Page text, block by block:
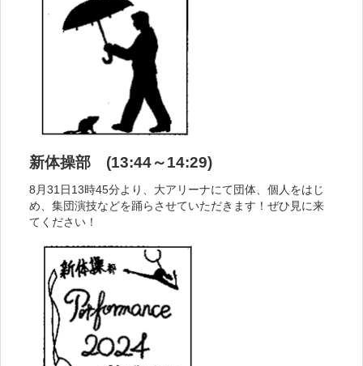
新体操部 (13:44～14:29)
8月31日13時45分より、大アリーナにて団体、個人をはじ
め、集団演技などを踊らさせていただきます！ぜひ見に来
てください！